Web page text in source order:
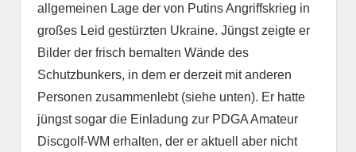
allgemeinen Lage der von Putins Angriffskrieg in
großes Leid gestürzten Ukraine. Jüngst zeigte er
Bilder der frisch bemalten Wände des
Schutzbunkers, in dem er derzeit mit anderen
Personen zusammenlebt (siehe unten). Er hatte
jüngst sogar die Einladung zur PDGA Amateur
Discgolf-WM erhalten, der er aktuell aber nicht